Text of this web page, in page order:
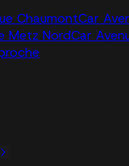
ChaumontCar
Metz NordCar